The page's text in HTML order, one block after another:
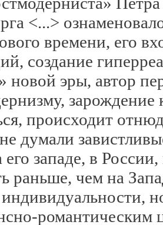
<...>
времени, его
создание
новой эры, автор
зарождение
происходит
думали
его западе, в
раньше, чем на
романтическим